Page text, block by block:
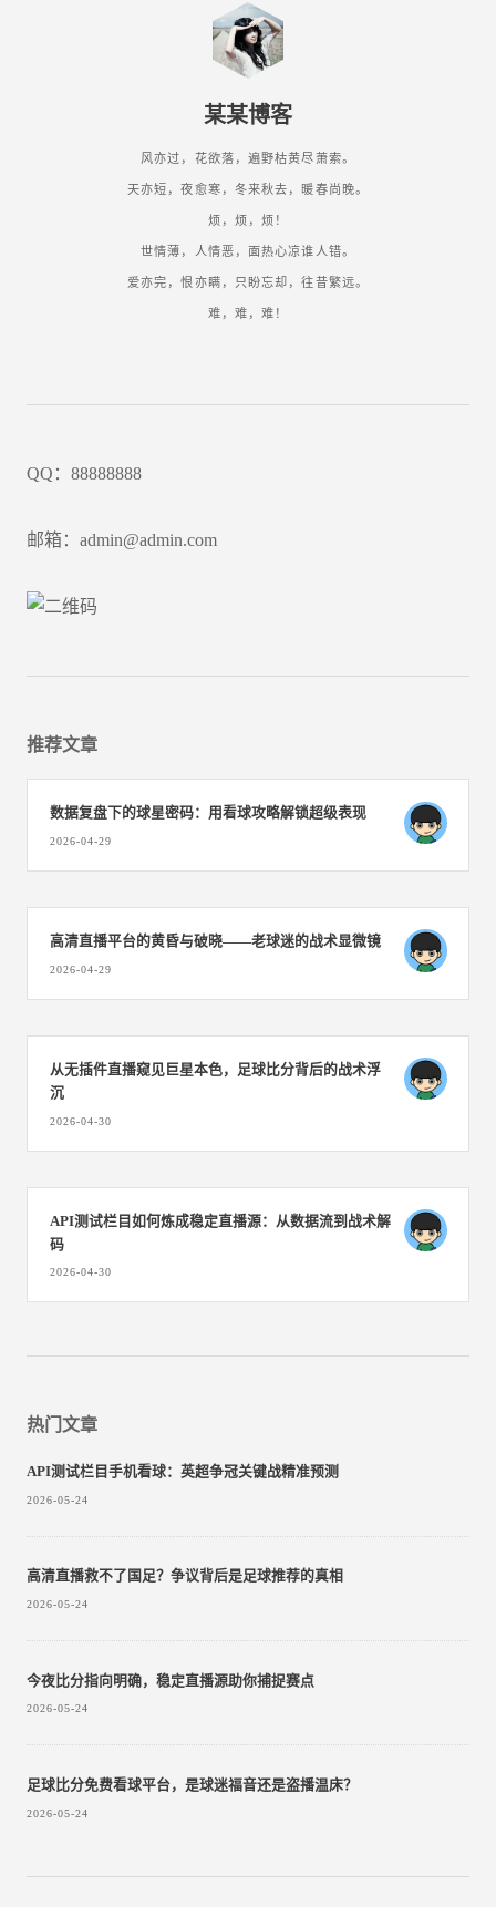
某某博客
风亦过，花欲落，遍野枯黄尽萧索。
天亦短，夜愈寒，冬来秋去，暖春尚晚。
烦，烦，烦！
世情薄，人情恶，面热心凉谁人错。
爱亦完，恨亦瞒，只盼忘却，往昔繁远。
难，难，难！
QQ：88888888
邮箱：admin@admin.com
推荐文章
数据复盘下的球星密码：用看球攻略解锁超级表现
2026-04-29
高清直播平台的黄昏与破晓——老球迷的战术显微镜
2026-04-29
从无插件直播窥见巨星本色，足球比分背后的战术浮
沉
2026-04-30
API测试栏目如何炼成稳定直播源：从数据流到战术解
码
2026-04-30
热门文章
API测试栏目手机看球：英超争冠关键战精准预测
2026-05-24
高清直播救不了国足？争议背后是足球推荐的真相
2026-05-24
今夜比分指向明确，稳定直播源助你捕捉赛点
2026-05-24
足球比分免费看球平台，是球迷福音还是盗播温床？
2026-05-24